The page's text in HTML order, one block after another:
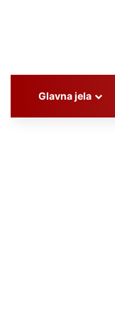
Glavna jela